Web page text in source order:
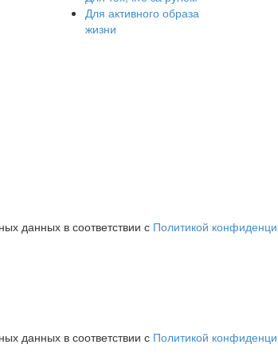
Для активного образа
жизни
данных в соответствии с Политикой
данных в соответствии с Политикой